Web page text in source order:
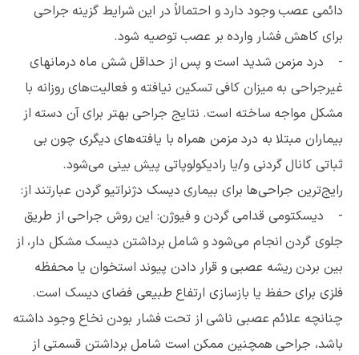
دائمی عصب وجود دارد و احتمالاً در این شرایط گزینه جراحی
برای کاهش فشار وارده بر عصب توصیه شود.
- درد مزمن شدید است و پس از حداقل شش ماه درمانهای
غیرجراحی به میزان کافی تسکین نیافته و فعالیت‌های روزانه با
مشکل مواجه ساخته است. نتایج جراحی بهتر برای آن دسته از
بیماران مبتلا به درد مزمن همراه با یافته‌های دیگری چون بی
ثباتی کانال گردنی و/یا رادیکولوپاتی پیش بینی می‌شود.
رایج‌ترین جراحی‌ها برای بیماری دیسک دژنراتیو گردن عبارتند از:
- دیسکتومی قدامی گردن و فیوژن: این روش جراحی از طریق
جلوی گردن انجام می‌شود و شامل برداشتن دیسک مشکل دار، از
بین بردن ریشه عصبی و قرار دادن پیوند استخوان یا محفظه
فلزی برای حفظ یا بازسازی ارتفاع طبیعی فضای دیسک است.
چنانچه علائم عصبی ناشی از تحت فشار بودن نخاع وجود داشته
باشد، جراحی همچنین ممکن است شامل برداشتن قسمتی از